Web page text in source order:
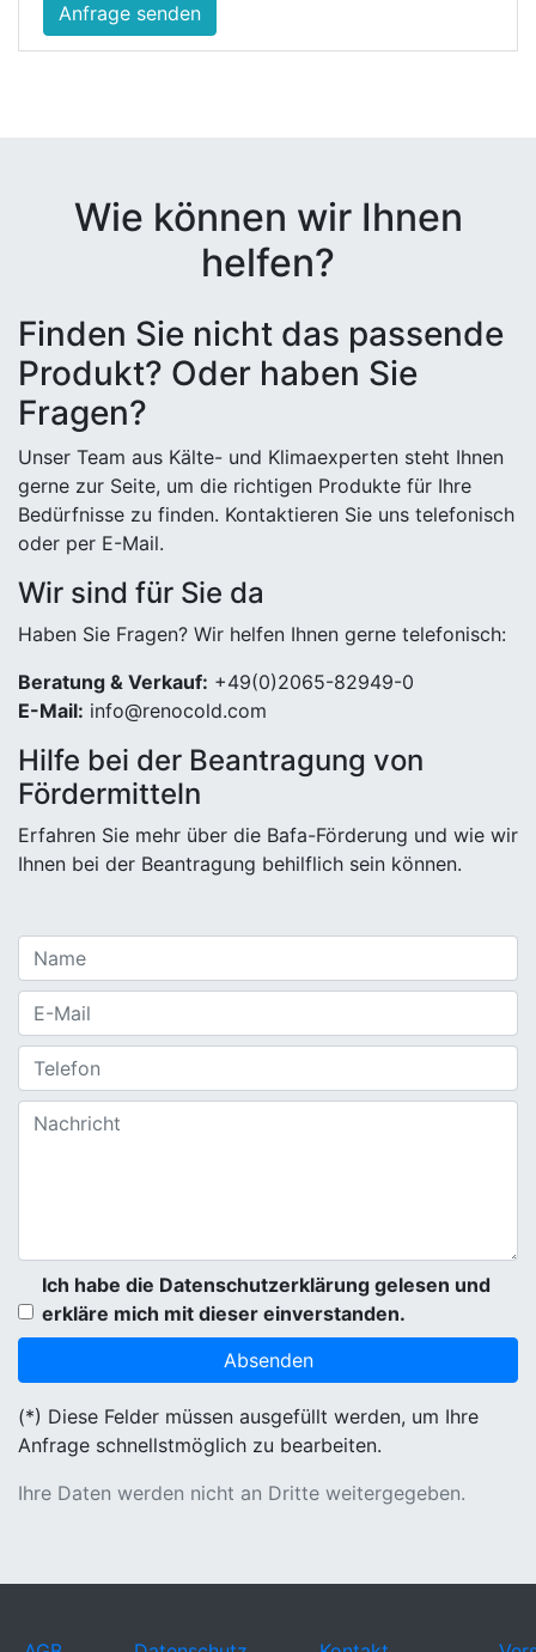
Anfrage senden
Wie können wir Ihnen
helfen?
Finden Sie nicht das passende
Produkt? Oder haben Sie
Fragen?
Unser Team aus Kälte- und Klimaexperten steht Ihnen
gerne zur Seite, um die richtigen Produkte für Ihre
Bedürfnisse zu finden. Kontaktieren Sie uns telefonisch
oder per E-Mail.
Wir sind für Sie da
Haben Sie Fragen? Wir helfen Ihnen gerne telefonisch:
Beratung & Verkauf: +49(0)2065-82949-0
E-Mail: info@renocold.com
Hilfe bei der Beantragung von
Fördermitteln
Erfahren Sie mehr über die Bafa-Förderung und wie wir
Ihnen bei der Beantragung behilflich sein können.
Ich habe die Datenschutzerklärung gelesen und
erkläre mich mit dieser einverstanden.
(*) Diese Felder müssen ausgefüllt werden, um Ihre
Anfrage schnellstmöglich zu bearbeiten.
Ihre Daten werden nicht an Dritte weitergegeben.